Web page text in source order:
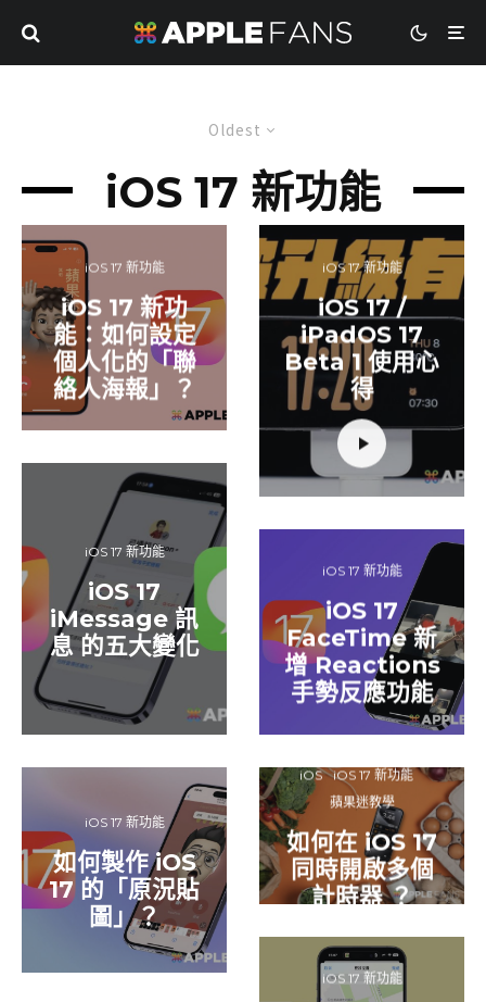
Oldest
iOS 17 新功能
iOS 17 新功能
iOS 17 新功
能：如何設定
個人化的「聯
絡人海報」？
iOS 17 新功能
iOS 17
iMessage 訊
息 的五大變化
iOS 17 新功能
如何製作 iOS
17 的「原況貼
圖」？
iOS 17 新功能
iOS 17 /
iPadOS 17
Beta 1 使用心
得
iOS 17 新功能
iOS 17
FaceTime 新
增 Reactions
手勢反應功能
iOS
iOS 17 新功能
蘋果迷教學
如何在 iOS 17
同時開啟多個
計時器 ？
iOS 17 新功能